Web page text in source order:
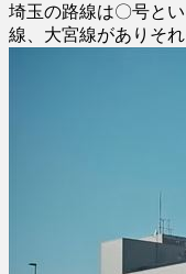
埼玉の路線は〇号と
線、大宮線がありそれ